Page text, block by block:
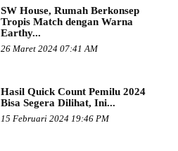
SW House, Rumah Berkonsep
Tropis Match dengan Warna
Earthy...
26 Maret 2024 07:41 AM
Hasil Quick Count Pemilu 2024
Bisa Segera Dilihat, Ini...
15 Februari 2024 19:46 PM